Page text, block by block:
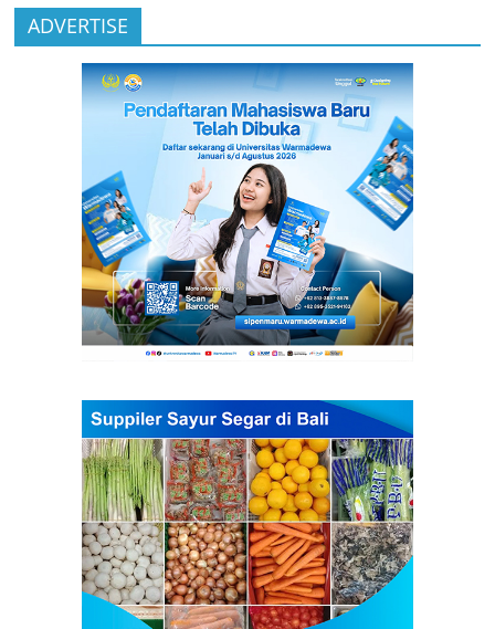
ADVERTISE